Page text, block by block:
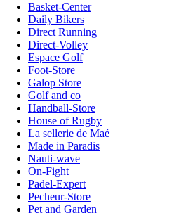
Basket-Center
Daily Bikers
Direct Running
Direct-Volley
Espace Golf
Foot-Store
Galop Store
Golf and co
Handball-Store
House of Rugby
La sellerie de Maé
Made in Paradis
Nauti-wave
On-Fight
Padel-Expert
Pecheur-Store
Pet and Garden